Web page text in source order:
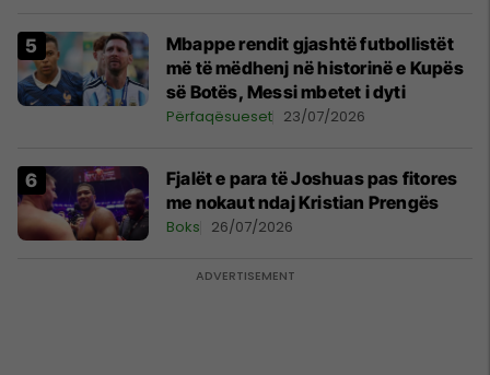
Mbappe rendit gjashtë futbollistët
më të mëdhenj në historinë e Kupës
së Botës, Messi mbetet i dyti
Përfaqësueset 23/07/2026
Fjalët e para të Joshuas pas fitores
me nokaut ndaj Kristian Prengës
Boks 26/07/2026